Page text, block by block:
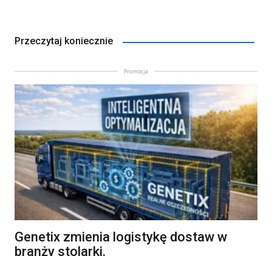
Przeczytaj koniecznie
Promocja
Genetix zmienia logistykę dostaw w
branży stolarki.